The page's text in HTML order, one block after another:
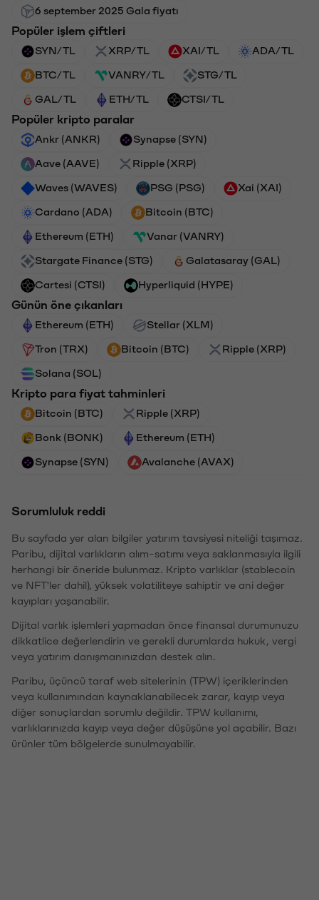
6 september 2025 Gala fiyatı
Popüler işlem çiftleri
SYN/TL XRP/TL XAI/TL ADA/TL
BTC/TL VANRY/TL STG/TL
GAL/TL ETH/TL CTSI/TL
Popüler kripto paralar
Ankr (ANKR) Synapse (SYN)
Aave (AAVE) Ripple (XRP)
Waves (WAVES) PSG (PSG) Xai (XAI)
Cardano (ADA) Bitcoin (BTC)
Ethereum (ETH) Vanar (VANRY)
Stargate Finance (STG) Galatasaray (GAL)
Cartesi (CTSI) Hyperliquid (HYPE)
Günün öne çıkanları
Ethereum (ETH) Stellar (XLM)
Tron (TRX) Bitcoin (BTC) Ripple (XRP)
Solana (SOL)
Kripto para fiyat tahminleri
Bitcoin (BTC) Ripple (XRP)
Bonk (BONK) Ethereum (ETH)
Synapse (SYN) Avalanche (AVAX)
Sorumluluk reddi
Bu sayfada yer alan bilgiler yatırım tavsiyesi niteliği taşımaz.
Paribu, dijital varlıkların alım-satımı veya saklanmasıyla ilgili
herhangi bir öneride bulunmaz. Kripto varlıklar (stablecoin
ve NFT'ler dahil), yüksek volatiliteye sahiptir ve ani değer
kayıpları yaşanabilir.
Dijital varlık işlemleri yapmadan önce finansal durumunuzu
dikkatlice değerlendirin ve gerekli durumlarda hukuk, vergi
veya yatırım danışmanınızdan destek alın.
Paribu, üçüncü taraf web sitelerinin (TPW) içeriklerinden
veya kullanımından kaynaklanabilecek zarar, kayıp veya
diğer sonuçlardan sorumlu değildir. TPW kullanımı,
varlıklarınızda kayıp veya değer düşüşüne yol açabilir. Bazı
ürünler tüm bölgelerde sunulmayabilir.